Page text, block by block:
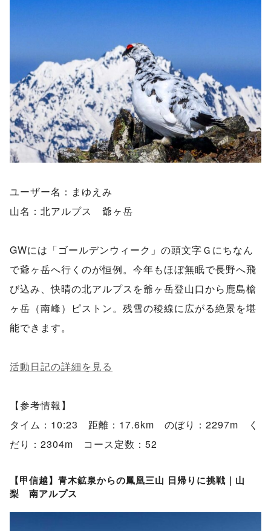
ユーザー名：まゆえみ
山名：北アルプス 爺ヶ岳
GWには「ゴールデンウィーク」の頭文字Ｇにちなん
で爺ヶ岳へ行くのが恒例。今年もほぼ無眠で長野へ飛
び込み、快晴の北アルプスを爺ヶ岳登山口から鹿島槍
ヶ岳（南峰）ピストン。残雪の稜線に広がる絶景を堪
能できます。
活動日記の詳細を見る
【参考情報】
タイム：10:23 距離：17.6km のぼり：2297m く
だり：2304m コース定数：52
【甲信越】青木鉱泉からの鳳凰三山 日帰りに挑戦｜山
梨 南アルプス